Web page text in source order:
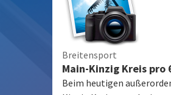
Breitensport
Main-Kinzig Kreis pro
Beim heutigen